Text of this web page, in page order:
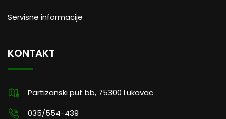
Servisne informacije
KONTAKT
Partizanski put bb, 75300 Lukavac
035/554-439